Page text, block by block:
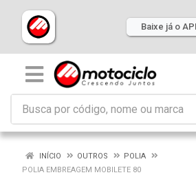
Baixe já o
INÍCIO OUTROS
POLIA
POLIA EMBREAGEM MOBILETE 80